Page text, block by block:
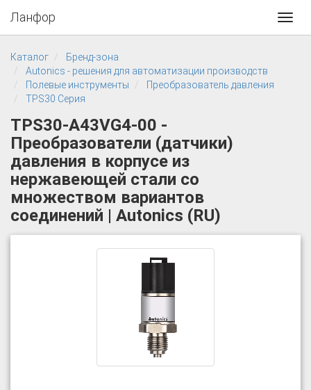
Ланфор
Каталог
Бренд-зона
Autonics - решения для автоматизации производств
Полевые инструменты
Преобразователь давления
TPS30 Серия
TPS30-A43VG4-00 -
Преобразователи (датчики)
давления в корпусе из
нержавеющей стали со
множеством вариантов
соединений | Autonics (RU)